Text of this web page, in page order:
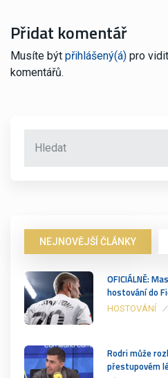
Přidat komentář
Musíte být přihlášený(á) pro
komentářů.
NEJNOVĚJŠÍ ČLÁNKY
OFICIÁLNĚ:
hostování do
HOSTOVÁNÍ
Rodri může
přestupovém